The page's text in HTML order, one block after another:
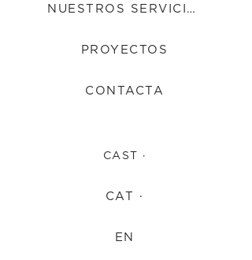
NUESTROS SERVICIOS
PROYECTOS
CONTACTA
CAST ·
CAT ·
EN